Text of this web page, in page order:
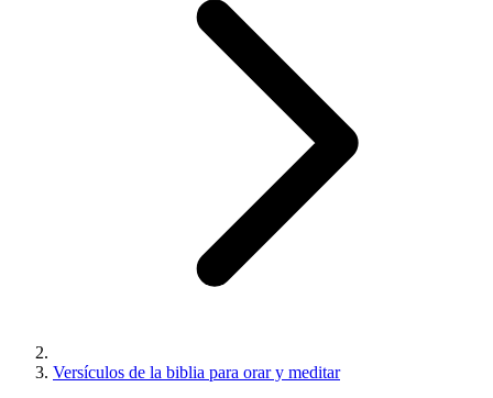
Versículos de la biblia para orar y meditar